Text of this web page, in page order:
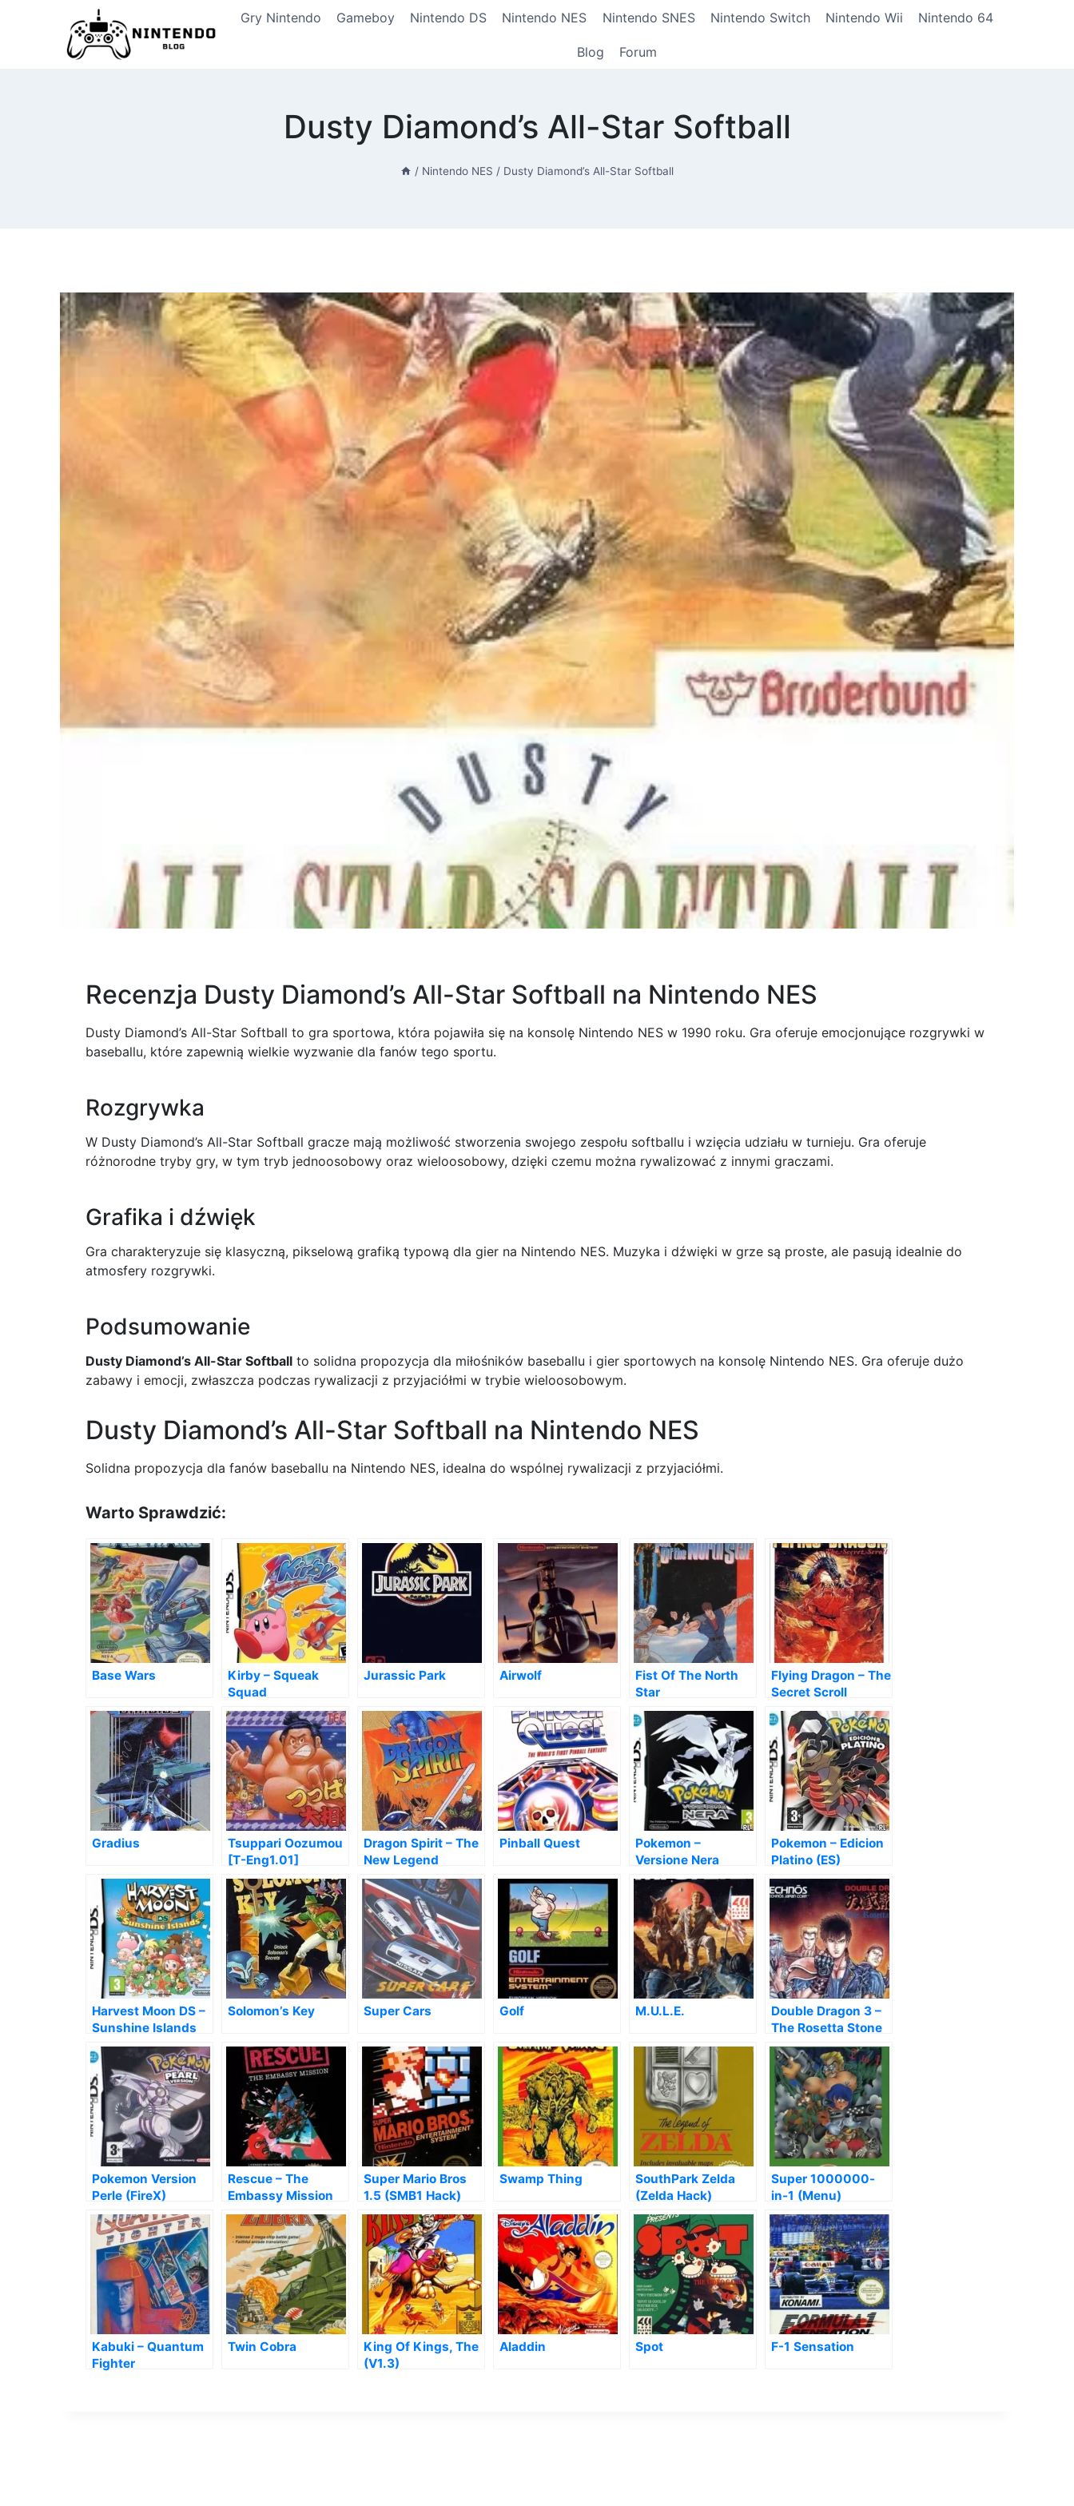
Gry Nintendo Gameboy Nintendo DS Nintendo NES Nintendo SNES Nintendo Switch Nintendo Wii Nintendo 64
Blog Forum
Dusty Diamond’s All-Star Softball
/ Nintendo NES / Dusty Diamond’s All-Star Softball
Recenzja Dusty Diamond’s All-Star Softball na Nintendo NES
Dusty Diamond’s All-Star Softball to gra sportowa, która pojawiła się na konsolę Nintendo NES w 1990 roku. Gra oferuje emocjonujące rozgrywki w
baseballu, które zapewnią wielkie wyzwanie dla fanów tego sportu.
Rozgrywka
W Dusty Diamond’s All-Star Softball gracze mają możliwość stworzenia swojego zespołu softballu i wzięcia udziału w turnieju. Gra oferuje
różnorodne tryby gry, w tym tryb jednoosobowy oraz wieloosobowy, dzięki czemu można rywalizować z innymi graczami.
Grafika i dźwięk
Gra charakteryzuje się klasyczną, pikselową grafiką typową dla gier na Nintendo NES. Muzyka i dźwięki w grze są proste, ale pasują idealnie do
atmosfery rozgrywki.
Podsumowanie
Dusty Diamond’s All-Star Softball to solidna propozycja dla miłośników baseballu i gier sportowych na konsolę Nintendo NES. Gra oferuje dużo
zabawy i emocji, zwłaszcza podczas rywalizacji z przyjaciółmi w trybie wieloosobowym.
Dusty Diamond’s All-Star Softball na Nintendo NES
Solidna propozycja dla fanów baseballu na Nintendo NES, idealna do wspólnej rywalizacji z przyjaciółmi.
Warto Sprawdzić:
Base Wars
Kirby – Squeak
Squad
Jurassic Park Airwolf
Fist Of The North
Star
Flying Dragon – The
Secret Scroll
Gradius
Tsuppari Oozumou
[T-Eng1.01]
Dragon Spirit – The
New Legend
Pinball Quest
Pokemon –
Versione Nera
Pokemon – Edicion
Platino (ES)
Harvest Moon DS –
Sunshine Islands
Solomon’s Key Super Cars Golf M.U.L.E.
Double Dragon 3 –
The Rosetta Stone
Pokemon Version
Perle (FireX)
Rescue – The
Embassy Mission
Super Mario Bros
1.5 (SMB1 Hack)
Swamp Thing
SouthPark Zelda
(Zelda Hack)
Super 1000000-
in-1 (Menu)
Kabuki – Quantum
Fighter
Twin Cobra
King Of Kings, The
(V1.3)
Aladdin Spot F-1 Sensation